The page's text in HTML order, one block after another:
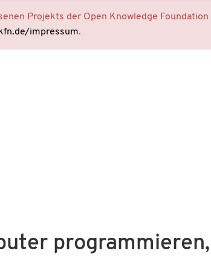
Projekts der Open Knowledge
impressum.